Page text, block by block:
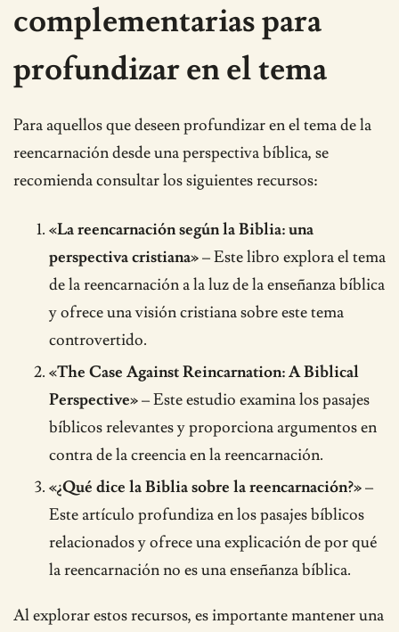
complementarias para
profundizar en el tema
Para aquellos que deseen profundizar en el tema de la
reencarnación desde una perspectiva bíblica, se
recomienda consultar los siguientes recursos:
«La reencarnación según la Biblia: una
perspectiva cristiana»– Este libro explora el tema
de la reencarnación a la luz de la enseñanza bíblica
y ofrece una visión cristiana sobre este tema
controvertido.
«The Case Against Reincarnation: A Biblical
Perspective»– Este estudio examina los pasajes
bíblicos relevantes y proporciona argumentos en
contra de la creencia en la reencarnación.
«¿Qué dice la Biblia sobre la reencarnación?»–
Este artículo profundiza en los pasajes bíblicos
relacionados y ofrece una explicación de por qué
la reencarnación no es una enseñanza bíblica.
Al explorar estos recursos, es importante mantener una